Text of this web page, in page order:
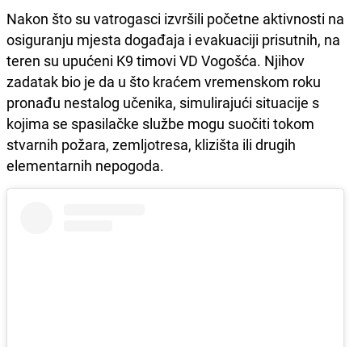
Nakon što su vatrogasci izvršili početne aktivnosti na
osiguranju mjesta događaja i evakuaciji prisutnih, na
teren su upućeni K9 timovi VD Vogošća. Njihov
zadatak bio je da u što kraćem vremenskom roku
pronađu nestalog učenika, simulirajući situacije s
kojima se spasilačke službe mogu suočiti tokom
stvarnih požara, zemljotresa, klizišta ili drugih
elementarnih nepogoda.